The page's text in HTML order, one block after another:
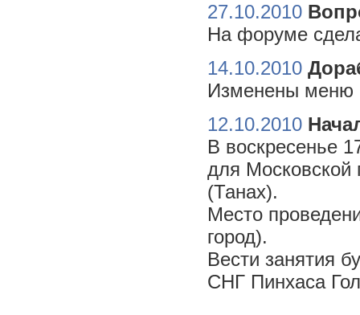
27.10.2010
На форуме
14.10.2010
Изменены меню
12.10.2010
В воскресенье
для Московской
(Танах).
Место
город).
Вести занятия
СНГ Пинхаса